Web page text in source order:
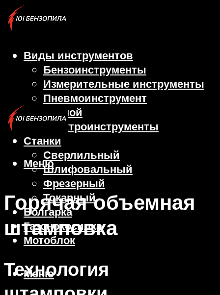
Виды инструментов
Бензоинструменты
Измерительные инструменты
Пневмоинструмент
Ручной
Электроинструменты
Станки
Сверлильный
Шлифовальный
Фрезерный
Токарный
Болгарка
Газонокосилка
Мотоблок
Меню
Меню
Горячая объемная
штамповка
Технология